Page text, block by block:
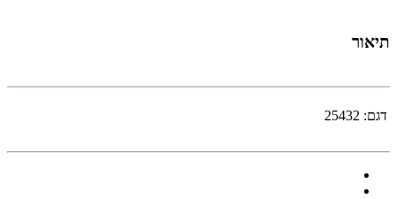
תיאור
דגם: 25432